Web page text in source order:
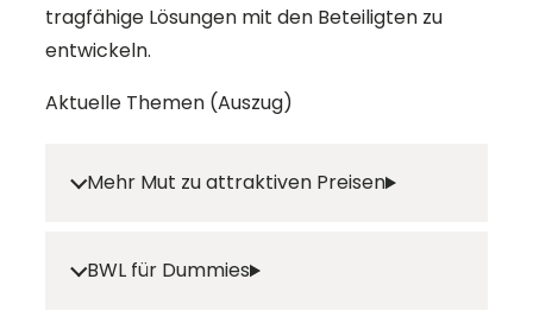
tragfähige Lösungen mit den Beteiligten zu
entwickeln.
Aktuelle Themen (Auszug)
Mehr Mut zu attraktiven Preisen
BWL für Dummies